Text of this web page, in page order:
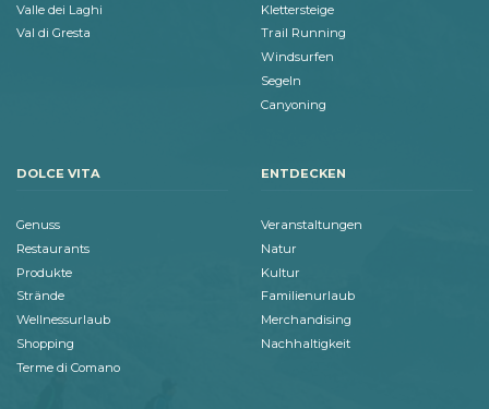
Valle dei Laghi
Val di Gresta
Klettersteige
Trail Running
Windsurfen
Segeln
Canyoning
DOLCE VITA
Genuss
Restaurants
Produkte
Strände
Wellnessurlaub
Shopping
Terme di Comano
ENTDECKEN
Veranstaltungen
Natur
Kultur
Familienurlaub
Merchandising
Nachhaltigkeit